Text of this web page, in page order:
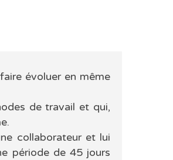
évoluer en même
de travail et qui,
collaborateur et lui
période de 45 jours